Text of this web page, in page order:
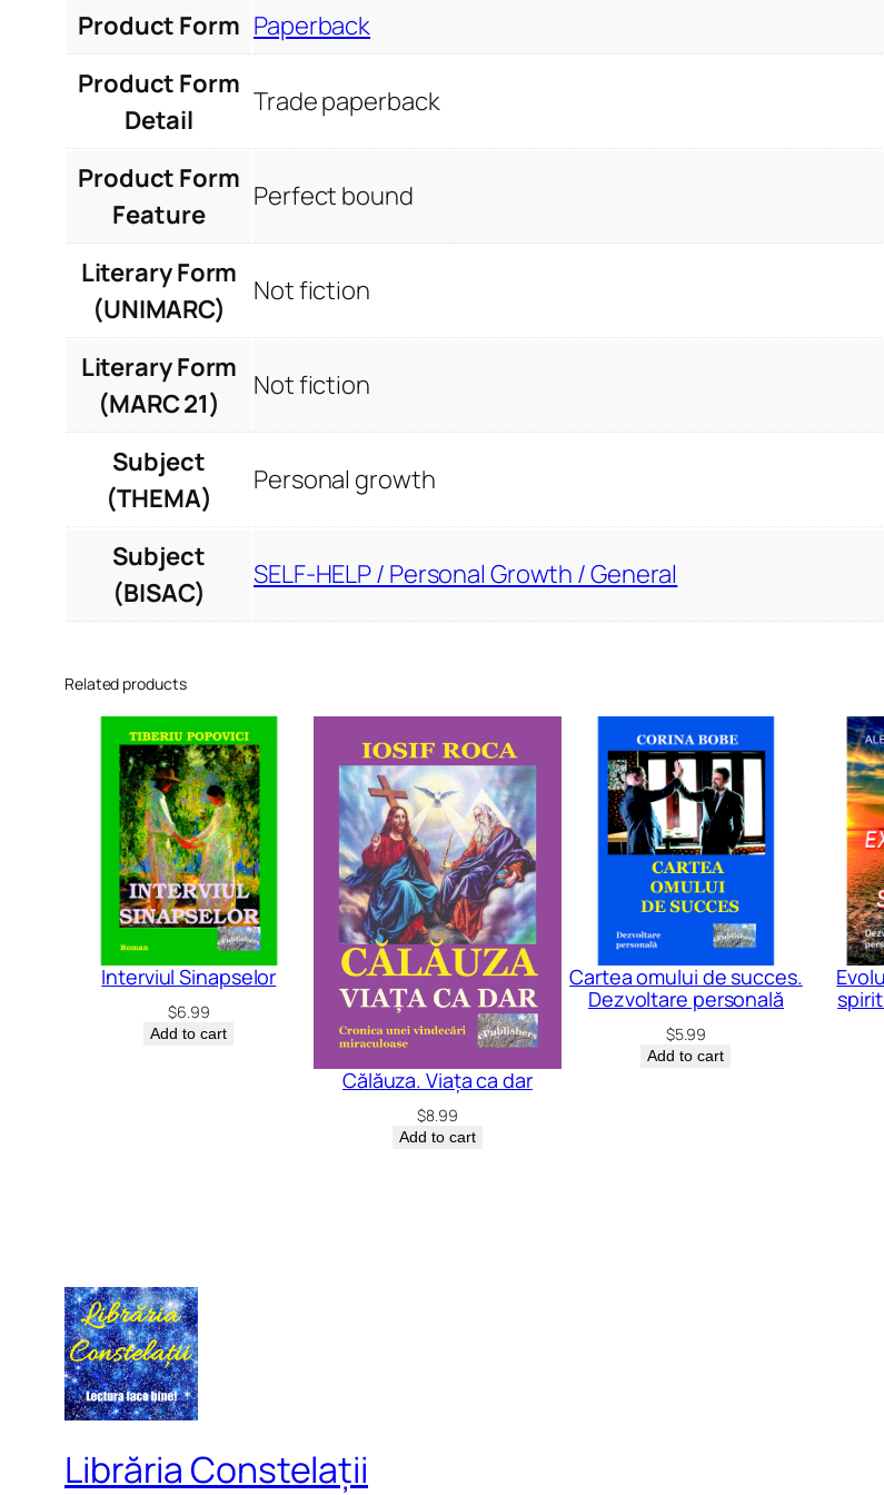
Product Form Paperback
Product Form
Detail
Trade paperback
Product Form
Feature
Perfect bound
Literary Form
(UNIMARC)
Not fiction
Literary Form
(MARC 21)
Not fiction
Subject
(THEMA)
Personal growth
Subject
(BISAC)
SELF-HELP / Personal Growth / General
Related products
Interviul Sinapselor
$6.99
Add to cart
Călăuza. Viața ca dar
$8.99
Add to cart
Cartea omului de succes.
Dezvoltare personală
$5.99
Add to cart
Librăria Constelații